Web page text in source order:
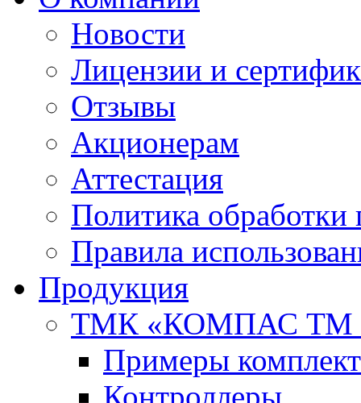
Новости
Лицензии и
Отзывы
Акционерам
Аттестация
Политика
Правила
Продукция
ТМК «КОМПАС ТМ
Примеры